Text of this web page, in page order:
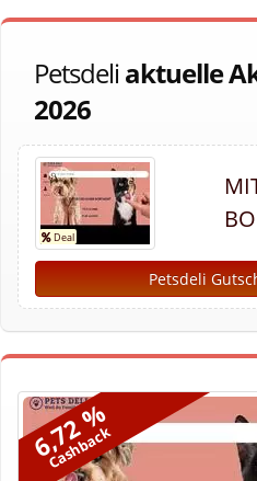
Petsdeliaktuelle
2026
Petsdeli
6,72 %
Cashback